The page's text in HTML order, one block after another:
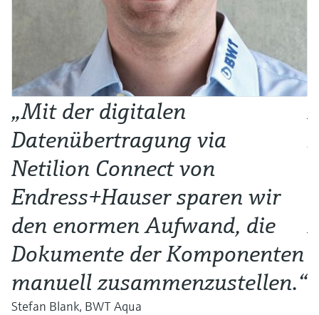
„Mit der digitalen
Datenübertragung via
Netilion Connect von
Endress+Hauser sparen wir
den enormen Aufwand, die
Dokumente der Komponenten
manuell zusammenzustellen.“
Stefan Blank, BWT Aqua